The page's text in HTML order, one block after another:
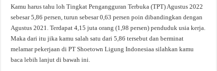
Kamu harus tahu loh Tingkat Pengangguran Terbuka (TPT) Agustus 2022
sebesar 5,86 persen, turun sebesar 0,63 persen poin dibandingkan dengan
Agustus 2021. Terdapat 4,15 juta orang (1,98 persen) penduduk usia kerja.
Maka dari itu jika kamu salah satu dari 5,86 tersebut dan berminat
melamar pekerjaan di PT Shoetown Ligung Indonesiaa silahkan kamu
baca lebih lanjut di bawah ini.